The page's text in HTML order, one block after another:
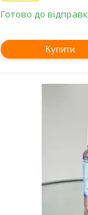
Готово до
Купити